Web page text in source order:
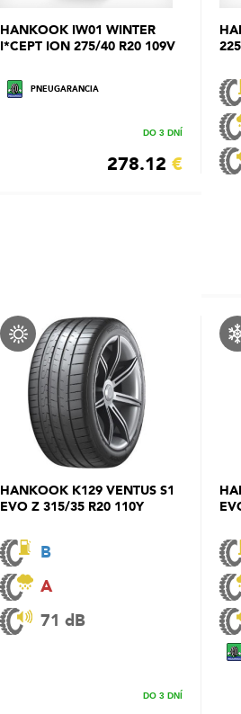
HANKOOK IW01 WINTER
I*CEPT ION 275/40 R20 109V
PNEUGARANCIA
DO 3 DNÍ
278.12 €
HANKOOK K129 VENTUS S1
EVO Z 315/35 R20 110Y
B
A
71 dB
DO 3 DNÍ